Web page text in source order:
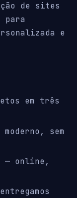
de sites
para
e
em três
sem
— online,